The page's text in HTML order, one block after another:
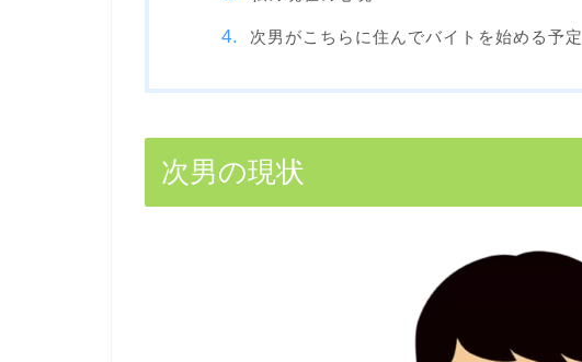
次男がこちらに住んでバイトを始める予定
次男の現状